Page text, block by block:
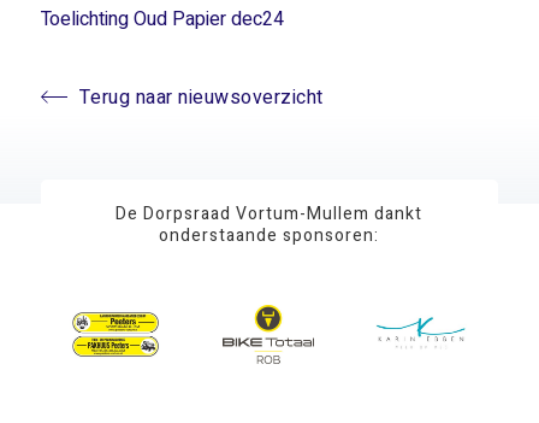
Toelichting Oud Papier dec24
Terug naar nieuwsoverzicht
De Dorpsraad Vortum-Mullem dankt
onderstaande sponsoren: